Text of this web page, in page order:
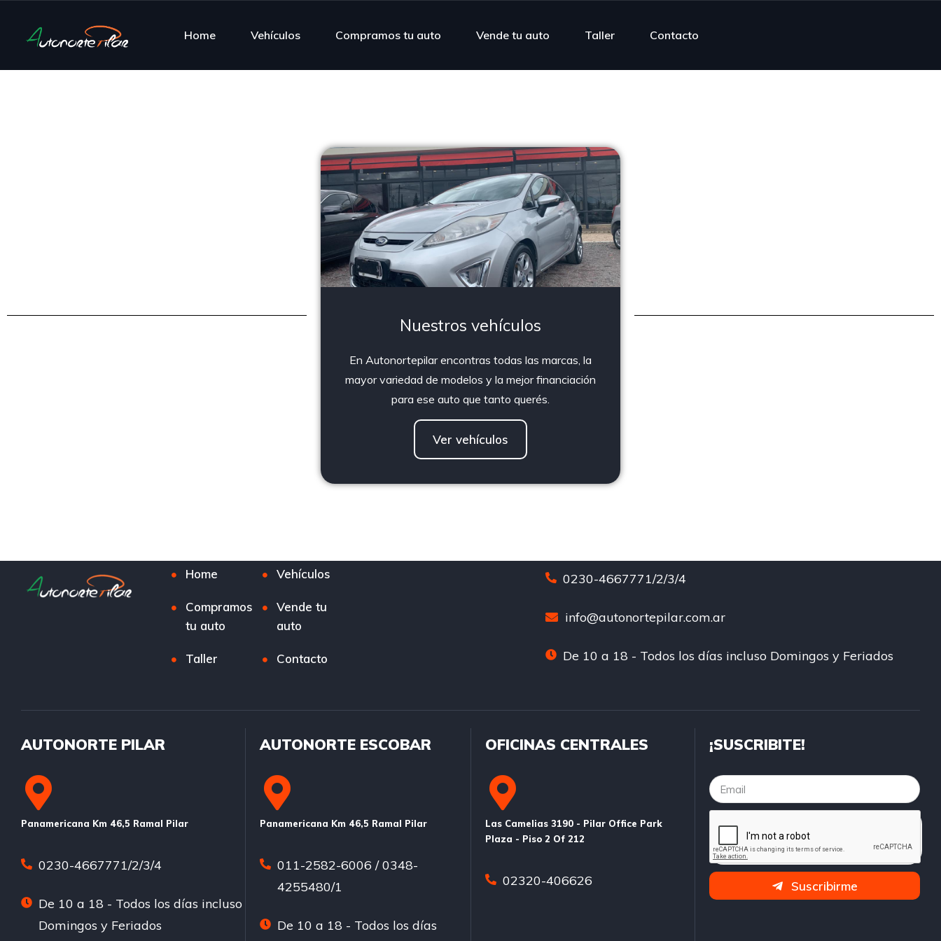
Home Vehículos Compramos tu auto Vende tu auto Taller Contacto
Nuestros vehículos
En Autonortepilar encontras todas las marcas, la
mayor variedad de modelos y la mejor financiación
para ese auto que tanto querés.
Ver vehículos
Home Vehículos
Compramos
tu auto
Vende tu
auto
Taller Contacto
0230-4667771/2/3/4
info@autonortepilar.com.ar
De 10 a 18 - Todos los días incluso Domingos y Feriados
AUTONORTE PILAR
Panamericana Km 46,5 Ramal Pilar
0230-4667771/2/3/4
De 10 a 18 - Todos los días incluso
Domingos y Feriados
AUTONORTE ESCOBAR
Panamericana Km 46,5 Ramal Pilar
011-2582-6006 / 0348-
4255480/1
De 10 a 18 - Todos los días
OFICINAS CENTRALES
Las Camelias 3190 - Pilar Office Park
Plaza - Piso 2 Of 212
02320-406626
¡SUSCRIBITE!
Suscribirme